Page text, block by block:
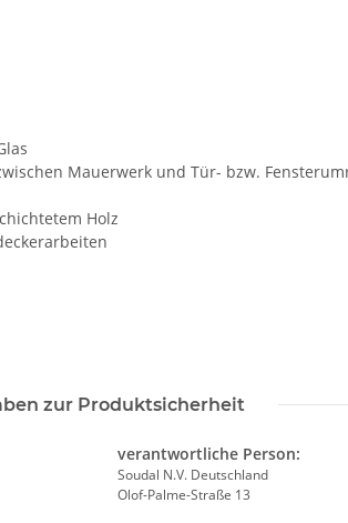
Mauerwerk und Tür- bzw.
Holz
zur Produktsicherheit
verantwortliche Person:
Soudal N.V. Deutschland
Olof-Palme-Straße 13